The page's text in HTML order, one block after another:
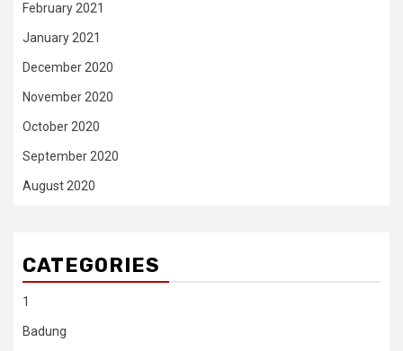
February 2021
January 2021
December 2020
November 2020
October 2020
September 2020
August 2020
CATEGORIES
1
Badung